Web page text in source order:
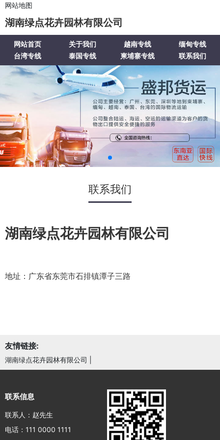
网站地图
湖南绿点花卉园林有限公司
网站首页 关于我们 越南专线
缅甸专线
台湾专线
泰国专线 柬埔寨专线 联系我们
联系我们
湖南绿点花卉园林有限公司
地址：广东省东莞市石排镇潭子三路
友情链接:
湖南绿点花卉园林有限公司
联系信息
联系人：赵先生
电话：111 0000 1111